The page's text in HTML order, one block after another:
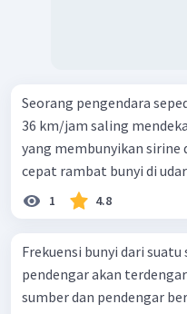
Seorang pengendara
36 km/jam saling
yang membunyikan sirine
cepat rambat bunyi di
1 4.8
Frekuensi bunyi dari
pendengar akan terdengar seperti
sumber dan pendengar